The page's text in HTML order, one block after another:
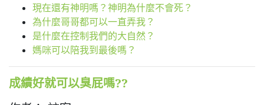
現在還有神明嗎？神明為什麼不會死？
為什麼哥哥都可以一直弄我？
是什麼在控制我們的大自然？
媽咪可以陪我到最後嗎？
成績好就可以臭屁嗎??